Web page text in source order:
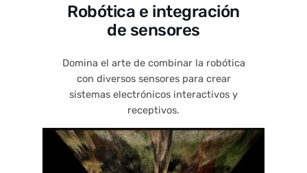
Robótica e integración
de sensores
Domina el arte de combinar la robótica
con diversos sensores para crear
sistemas electrónicos interactivos y
receptivos.